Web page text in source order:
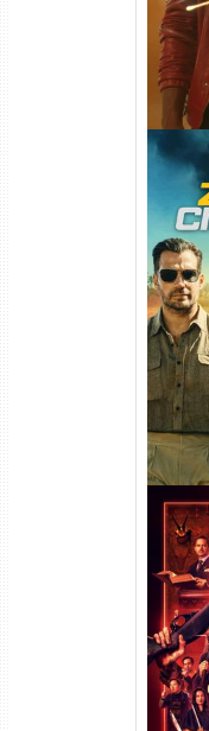
Na
Viúva
720p/